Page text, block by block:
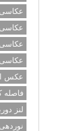
عکاسی
عکاسی
عکس
فاصله
لنز